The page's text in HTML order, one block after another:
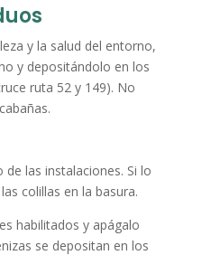
y la salud del entorno,
y depositándolo en los
ruta 52 y 149). No
las instalaciones. Si lo
colillas en la basura.
habilitados y apágalo
se depositan en los